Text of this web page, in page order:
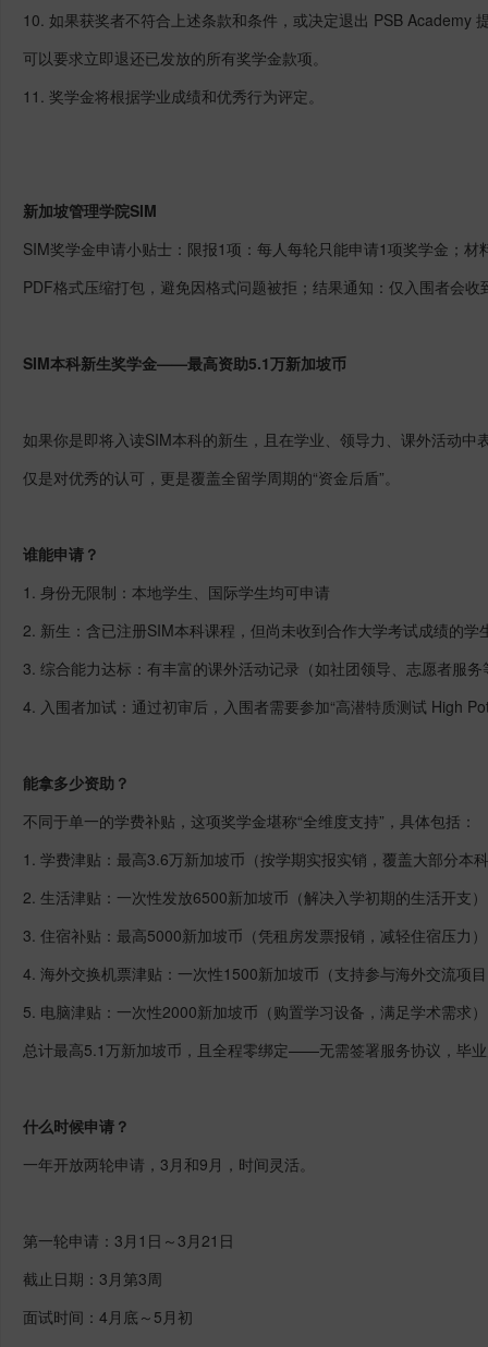
10. 如果获奖者不符合上述条款和条件，或决定退出 PSB Academy
可以要求立即退还已发放的所有奖学金款项。
11. 奖学金将根据学业成绩和优秀行为评定。
新加坡管理学院SIM
SIM奖学金申请小贴士：限报1项：每人每轮只能申请1项奖学金；材
PDF格式压缩打包，避免因格式问题被拒；结果通知：仅入围者会
SIM本科新生奖学金——最高资助5.1万新加坡币
如果你是即将入读SIM本科的新生，且在学业、领导力、课外活动中
仅是对优秀的认可，更是覆盖全留学周期的“资金后盾”。
谁能申请？
1. 身份无限制：本地学生、国际学生均可申请
2. 新生：含已注册SIM本科课程，但尚未收到合作大学考试成绩的学
3. 综合能力达标：有丰富的课外活动记录（如社团领导、志愿者服
4. 入围者加试：通过初审后，入围者需要参加“高潜特质测试 High
能拿多少资助？
不同于单一的学费补贴，这项奖学金堪称“全维度支持”，具体包括：
1. 学费津贴：最高3.6万新加坡币（按学期实报实销，覆盖大部分本
2. 生活津贴：一次性发放6500新加坡币（解决入学初期的生活开支
3. 住宿补贴：最高5000新加坡币（凭租房发票报销，减轻住宿压力
4. 海外交换机票津贴：一次性1500新加坡币（支持参与海外交流项
5. 电脑津贴：一次性2000新加坡币（购置学习设备，满足学术需求
总计最高5.1万新加坡币，且全程零绑定——无需签署服务协议，毕
什么时候申请？
一年开放两轮申请，3月和9月，时间灵活。
第一轮申请：3月1日～3月21日
截止日期：3月第3周
面试时间：4月底～5月初